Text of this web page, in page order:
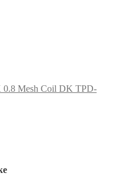
0.8 Mesh Coil DK TPD-